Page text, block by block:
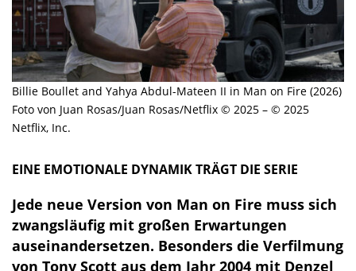
Billie Boullet and Yahya Abdul-Mateen II in Man on Fire (2026)
Foto von Juan Rosas/Juan Rosas/Netflix © 2025 – © 2025
Netflix, Inc.
EINE EMOTIONALE DYNAMIK TRÄGT DIE SERIE
Jede neue Version von Man on Fire muss sich
zwangsläufig mit großen Erwartungen
auseinandersetzen. Besonders die Verfilmung
von Tony Scott aus dem Jahr 2004 mit Denzel